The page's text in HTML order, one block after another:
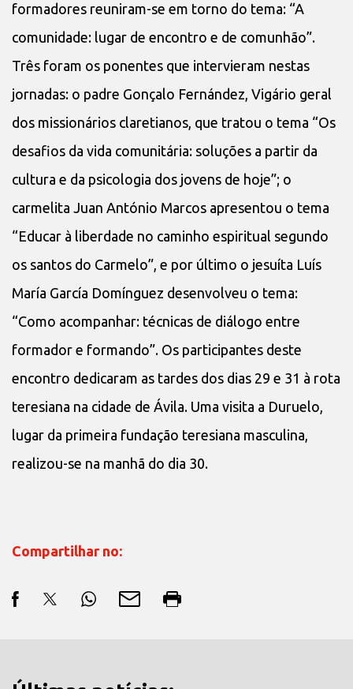
formadores reuniram-se em torno do tema: “A
comunidade: lugar de encontro e de comunhão”.
Três foram os ponentes que intervieram nestas
jornadas: o padre Gonçalo Fernández, Vigário geral
dos missionários claretianos, que tratou o tema “Os
desafios da vida comunitária: soluções a partir da
cultura e da psicologia dos jovens de hoje”; o
carmelita Juan António Marcos apresentou o tema
“Educar à liberdade no caminho espiritual segundo
os santos do Carmelo”, e por último o jesuíta Luís
María García Domínguez desenvolveu o tema:
“Como acompanhar: técnicas de diálogo entre
formador e formando”. Os participantes deste
encontro dedicaram as tardes dos dias 29 e 31 à rota
teresiana na cidade de Ávila. Uma visita a Duruelo,
lugar da primeira fundação teresiana masculina,
realizou-se na manhã do dia 30.
Compartilhar no: